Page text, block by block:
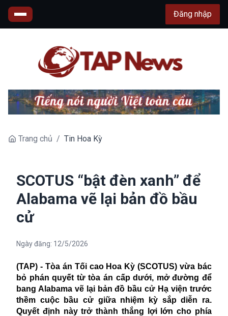
Đăng nhập
Trang chủ / Tin Hoa Kỳ
SCOTUS “bật đèn xanh” để
Alabama vẽ lại bản đồ bầu
cử
Ngày đăng: 12/5/2026
(TAP) - Tòa án Tối cao Hoa Kỳ (SCOTUS) vừa bác
bỏ phán quyết từ tòa án cấp dưới, mở đường để
bang Alabama vẽ lại bản đồ bầu cử Hạ viện trước
thềm cuộc bầu cử giữa nhiệm kỳ sắp diễn ra.
Quyết định này trở thành thắng lợi lớn cho phía